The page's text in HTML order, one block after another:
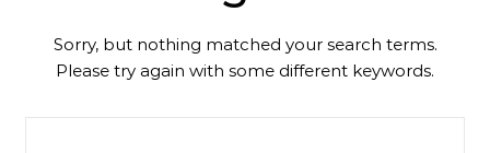
Sorry, but nothing matched your search terms.
Please try again with some different keywords.